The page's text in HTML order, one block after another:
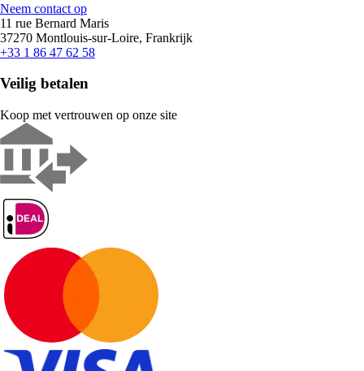
Neem contact op
11 rue Bernard Maris
37270 Montlouis-sur-Loire, Frankrijk
+33 1 86 47 62 58
Veilig betalen
Koop met vertrouwen op onze site